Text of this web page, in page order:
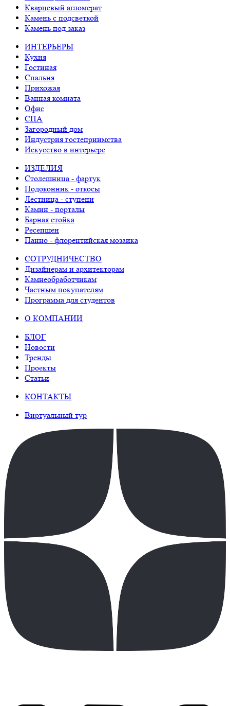
Кварцевый агломерат
Камень с подсветкой
Камень под заказ
ИНТЕРЬЕРЫ
Кухня
Гостиная
Спальня
Прихожая
Ванная комната
Офис
СПА
Загородный дом
Индустрия гостеприимства
Искусство в интерьере
ИЗДЕЛИЯ
Столешница - фартук
Подоконник - откосы
Лестница - ступени
Камин - порталы
Барная стойка
Ресепшен
Панно - флорентийская мозаика
СОТРУДНИЧЕСТВО
Дизайнерам и архитекторам
Камнеобработчикам
Частным покупателям
Программа для студентов
О КОМПАНИИ
БЛОГ
Новости
Тренды
Проекты
Статьи
КОНТАКТЫ
Виртуальный тур